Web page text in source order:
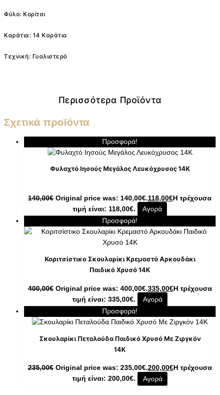
Φύλο: Κορίτσι
Καράτια: 14 Καράτια
Τεχνική: Γυαλιστερό
Περισσότερα Προϊόντα
Σχετικά προϊόντα
Προσφορά!
Φυλαχτό Ιησούς Μεγάλος Λευκόχρυσος 14K
140,00€ Original price was: 140,00€.118,00€ Η τρέχουσα
τιμή είναι: 118,00€.
Αγορά
Προσφορά!
Κοριτσίστικο Σκουλαρίκι Κρεμαστό Αρκουδάκι
Παιδικό Χρυσό 14K
400,00€ Original price was: 400,00€.335,00€Η τρέχουσα
τιμή είναι: 335,00€.
Αγορά
Προσφορά!
Σκουλαρίκι Πεταλούδα Παιδικό Χρυσό Με Ζιργκόν
14K
235,00€ Original price was: 235,00€.200,00€Η τρέχουσα
τιμή είναι: 200,00€.
Αγορά